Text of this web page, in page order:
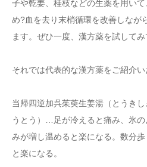
子や乾姜、桂枝などの生薬を用い
め?血を去り末梢循環を改善しなが
ます。ぜひ一度、漢方薬を試してみ
それでは代表的な漢方薬をご紹介い
当帰四逆加呉茱萸生姜湯（とうき
うとう）…足が冷えると痛み、氷
みが増し温めると楽になる。数分
と楽になる。